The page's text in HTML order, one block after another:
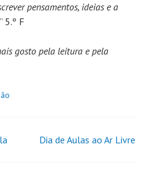
pensamentos, ideias e a
” 5.º F
gosto pela leitura e pela
Dia de Aulas ao Ar Livre